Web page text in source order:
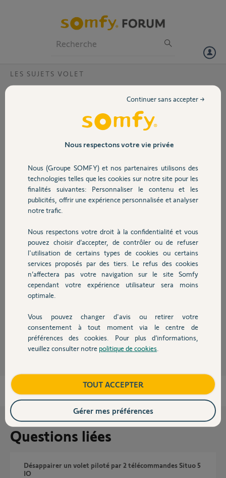
Volet
Sécurité
Domotique
Chauffage
Autres produits
Devis avec un pro
Contact
LES SUJETS VOLET
Comment enregistrer les volets sur la situo
Pour enregistrer les volets sur la télécommande situo 5 io faut il isoler
électriquement chaque volets?
Benjamin F.
il y a environ 6 ans
Participer au fil de discussion
Réponses
Bonjour Benjamin,
Non, ce n'est pas nécessaire, mais il est impératif de bien programmer
un volet roulant par volet roulant en respectant les temps d'appuis.
Questions liées
Désappairer un volet piloté par 2 télécommandes Situo 5
IO
Nous respectons votre vie privée
Nous (Groupe SOMFY) et nos partenaires utilisons des
technologies telles que les cookies sur notre site pour les
finalités suivantes: Personnaliser le contenu et les
publicités, offrir une expérience personnalisée et analyser
notre trafic.
Nous respectons votre droit à la confidentialité et vous
pouvez choisir d’accepter, de contrôler ou de refuser
l'utilisation de certains types de cookies ou certains
services proposés par des tiers. Le refus des cookies
n’affectera pas votre navigation sur le site Somfy
cependant votre expérience utilisateur sera moins
optimale.
Vous pouvez changer d'avis ou retirer votre
consentement à tout moment via le centre de
préférences des cookies. Pour plus d’informations,
veuillez consulter notre politique de cookies
Continuer sans accepter →
TOUT ACCEPTER
Gérer mes préférences